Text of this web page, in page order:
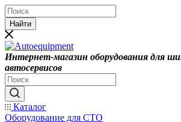
Найти
Интернет-магазин оборудования для
автосервисов
Каталог
Оборудование для СТО